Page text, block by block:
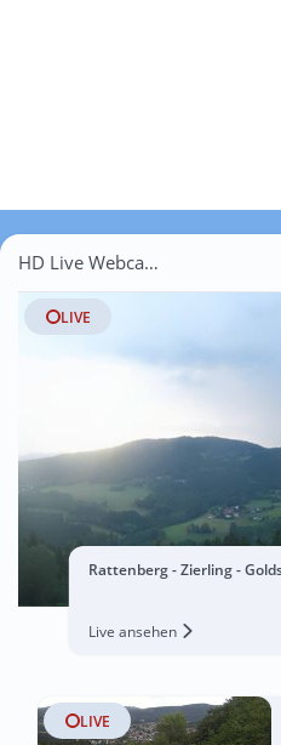
HD Live Webcams Grub
LIVE
Rattenberg - Zierling -
Live ansehen
LIVE